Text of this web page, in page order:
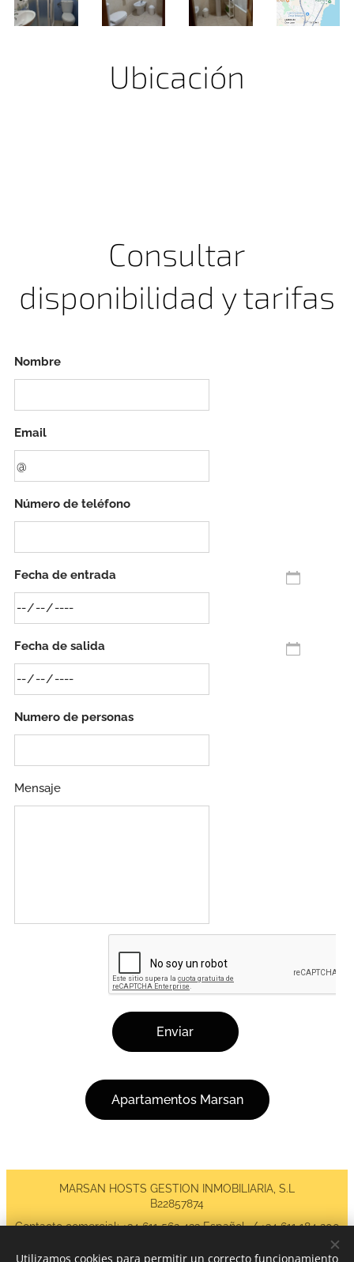
Ubicación
Consultar
disponibilidad y tarifas
Nombre
Email
Número de teléfono
Fecha de entrada
Fecha de salida
Numero de personas
Mensaje
Enviar
Apartamentos Marsan
MARSAN HOSTS GESTION INMOBILIARIA, S.L
B22857874
Contacto comercial: +34 611 562 433 Español / +34 611 184 200
Administración: +34 611 981 879 / Email:
Utilizamos cookies para permitir un correcto funcionamiento